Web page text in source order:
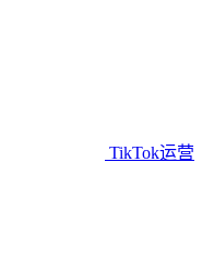
TikTok运营